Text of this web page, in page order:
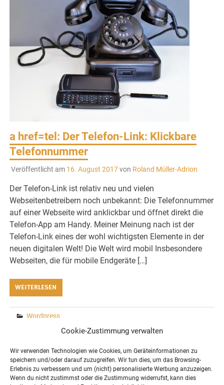
Cookie-Zustimmung verwalten
Wir verwenden Technologien wie Cookies, um Geräteinformationen zu
speichern und/oder darauf zuzugreifen. Wir tun dies, um das Browsing-
Erlebnis zu verbessern und um (nicht) personalisierte Werbung anzuzeigen.
Wenn du nicht zustimmst oder die Zustimmung widerrufst, kann dies
a href=tel: Der Telefon-Link: Klickbare
Telefonnummer
Veröffentlicht am 16. August 2017von Roland Müller-Adrion
Der Telefon-Link ist relativ neu und vielen
Webseitenbetreibern noch unbekannt: Die Telefonnummer
auf einer Webseite wird anklickbar und öffnet direkt die
Telefon-App am Handy. Meiner Meinung nach ist der
Telefon-Link eines der wohl wichtigsten Elemente in der
neuen digitalen Welt! Die Welt wird mobil Insbesondere
Webseiten, die für mobile Endgeräte […]
WEITERLESEN
Wordpress
5 Kommentare
COPYRIGHT BY ROLAND MÜLLER-ADRION